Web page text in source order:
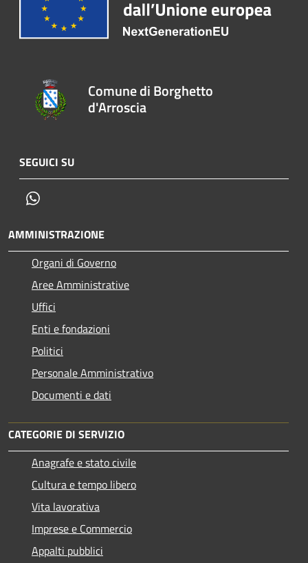
Comune di Borghetto
d'Arroscia
SEGUICI SU
AMMINISTRAZIONE
Organi di Governo
Aree Amministrative
Uffici
Enti e fondazioni
Politici
Personale Amministrativo
Documenti e dati
CATEGORIE DI SERVIZIO
Anagrafe e stato civile
Cultura e tempo libero
Vita lavorativa
Imprese e Commercio
Appalti pubblici